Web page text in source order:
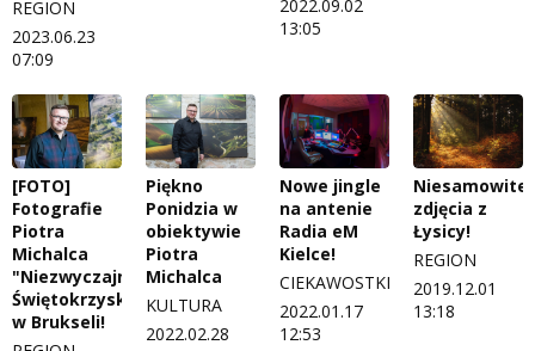
REGION
2023.06.23
07:09
2022.09.02
13:05
[FOTO]
Fotografie
Piotra
Michalca
"Niezwyczajne
Świętokrzyskie"
w Brukseli!
Piękno
Ponidzia w
obiektywie
Piotra
Michalca
KULTURA
2022.02.28
Nowe jingle
na antenie
Radia eM
Kielce!
CIEKAWOSTKI
2022.01.17
12:53
Niesamowite
zdjęcia z
Łysicy!
REGION
2019.12.01
13:18